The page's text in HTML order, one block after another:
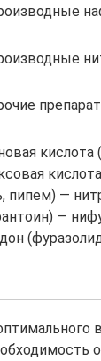
пипем) —
—